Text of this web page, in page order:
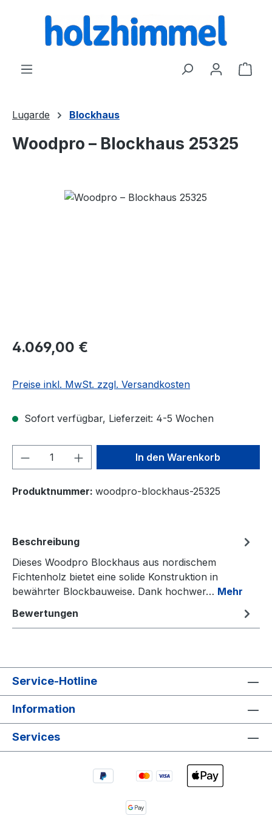
springen
Lugarde Blockhaus
Woodpro – Blockhaus 25325
Bildergalerie überspringen
4.069,00 €
Preise inkl. MwSt. zzgl. Versandkosten
Sofort verfügbar, Lieferzeit: 4-5 Wochen
Produkt Anzahl: Gib denIn den Warenkorb
Produktnummer: woodpro-blockhaus-25325
Beschreibung
Dieses Woodpro Blockhaus aus nordischem
Fichtenholz bietet eine solide Konstruktion in
bewährter Blockbauweise. Dank hochwer… Mehr
Bewertungen
Service-Hotline
Information
Services